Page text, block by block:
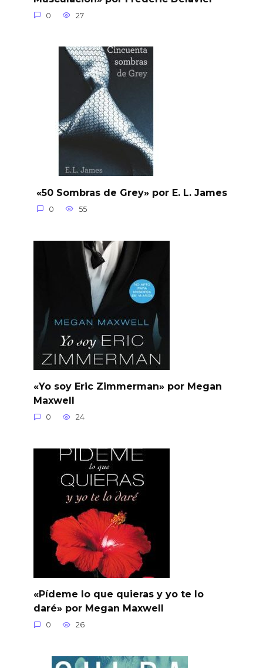
0 27
«50 Sombras de Grey» por E. L. James
0 55
«Yo soy Eric Zimmerman» por Megan
Maxwell
0 24
«Pídeme lo que quieras y yo te lo
daré» por Megan Maxwell
0 26